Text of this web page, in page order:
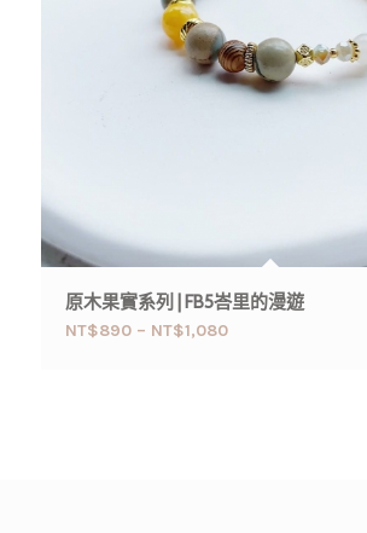
原木果實系列 | FB5峇里的漫遊
NT$890– NT$1,080